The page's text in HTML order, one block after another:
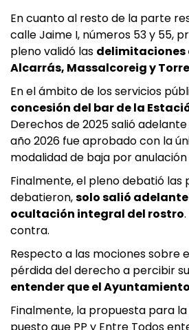
En cuanto al resto de la parte
calle Jaime I, números 53 y 55,
pleno validó las delimitaciones
Alcarrás, Massalcoreig y
En el ámbito de los servicios
concesión del bar de la
Derechos de 2025 salió
año 2026 fue aprobado con la
modalidad de baja por
Finalmente, el pleno debatió las
debatieron,solo salió
ocultación integral del rostro
contra.
Respecto a las mociones sobre
pérdida del derecho a percibir
entender que el
Finalmente, la propuesta para